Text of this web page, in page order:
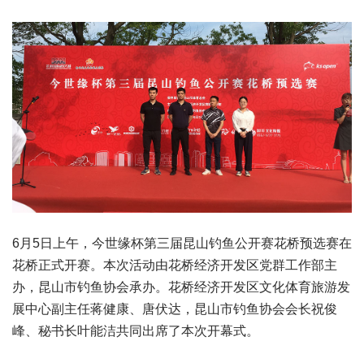
6月5日上午，今世缘杯第三届昆山钓鱼公开赛花桥预选赛在
花桥正式开赛。本次活动由花桥经济开发区党群工作部主
办，昆山市钓鱼协会承办。花桥经济开发区文化体育旅游发
展中心副主任蒋健康、唐伏达，昆山市钓鱼协会会长祝俊
峰、秘书长叶能洁共同出席了本次开幕式。